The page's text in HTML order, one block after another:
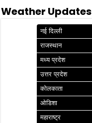
Weather Updates
नई दिल्ली
राजस्थान
मध्य प्रदेश
उत्तर प्रदेश
कोलकाता
ओडिशा
महाराष्ट्र